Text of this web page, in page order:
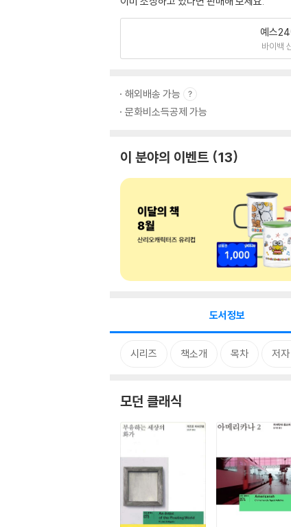
예스
바이백
해외배송 가능
문화비소득공제 가능
이 분야의 이벤트 13
도서정보
시리즈 책소개 목차 저
모던 클래식